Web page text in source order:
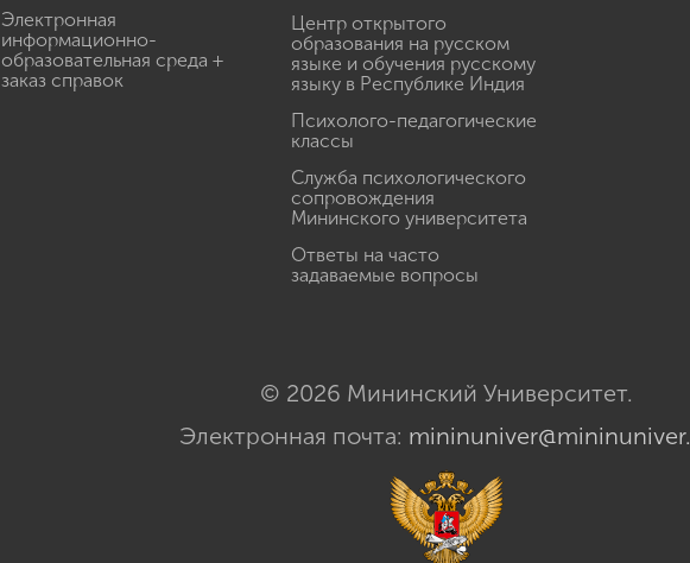
Электронная
информационно-
образовательная среда +
заказ справок
Центр открытого
образования на русском
языке и обучения русскому
языку в Республике Индия
Психолого-педагогические
классы
Служба психологического
сопровождения
Мининского университета
Ответы на часто
задаваемые вопросы
© 2026 Мининский Университет.
Электронная почта: